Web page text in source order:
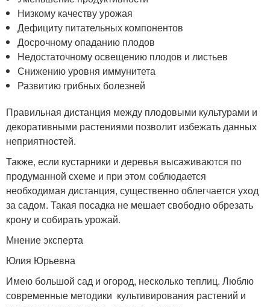
Низкому качеству урожая
Дефициту питательных компонентов
Досрочному опаданию плодов
Недостаточному освещению плодов и листьев
Снижению уровня иммунитета
Развитию грибных болезней
Правильная дистанция между плодовыми культурами и
декоративными растениями позволит избежать данных
неприятностей.
Также, если кустарники и деревья высаживаются по
продуманной схеме и при этом соблюдается
необходимая дистанция, существенно облегчается уход
за садом. Такая посадка не мешает свободно обрезать
крону и собирать урожай.
Мнение эксперта
Юлия Юрьевна
Имею большой сад и огород, несколько теплиц. Люблю
современные методики культивирования растений и